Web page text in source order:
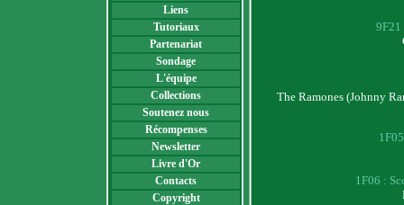
Liens
Tutoriaux
Partenariat
Sondage
L'équipe
Collections
Soutenez nous
Récompenses
Newsletter
Livre d'Or
Contacts
Copyright
9F21
The Ramones (Johnny
1F06 :